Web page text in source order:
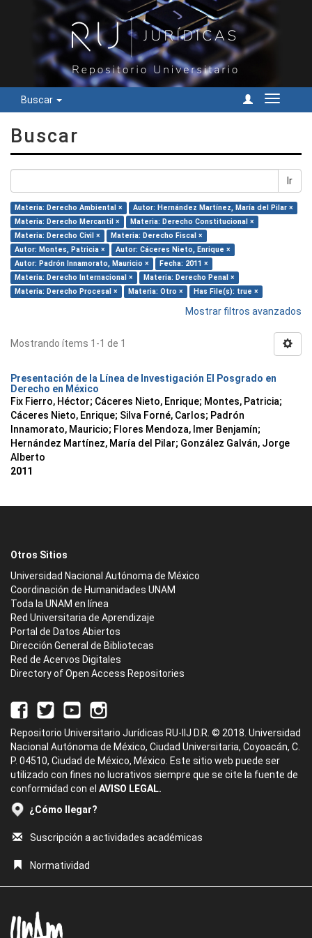
Buscar
Cambiar
Buscar
Ir
Materia: Derecho Ambiental ×
Autor: Hernández Martínez, María del Pilar ×
Materia: Derecho Mercantil ×
Materia: Derecho Constitucional ×
Materia: Derecho Civil ×
Materia: Derecho Fiscal ×
Autor: Montes, Patricia ×
Autor: Cáceres Nieto, Enrique ×
Autor: Padrón Innamorato, Mauricio ×
Fecha: 2011 ×
Materia: Derecho Internacional ×
Materia: Derecho Penal ×
Materia: Derecho Procesal ×
Materia: Otro × Has File(s): true ×
Mostrar filtros avanzados
Mostrando ítems 1-1 de 1
Presentación de la Línea de Investigación El Posgrado en
Derecho en México
Fix Fierro, Héctor; Cáceres Nieto, Enrique; Montes, Patricia;
Cáceres Nieto, Enrique; Silva Forné, Carlos; Padrón
Innamorato, Mauricio; Flores Mendoza, Imer Benjamín;
Hernández Martínez, María del Pilar; González Galván, Jorge
Alberto
2011
Otros Sitios
Universidad Nacional Autónoma de México
Coordinación de Humanidades UNAM
Toda la UNAM en línea
Red Universitaria de Aprendizaje
Portal de Datos Abiertos
Dirección General de Bibliotecas
Red de Acervos Digitales
Directory of Open Access Repositories
Repositorio Universitario Jurídicas RU-IIJ D.R. © 2018. Universidad
Nacional Autónoma de México, Ciudad Universitaria, Coyoacán, C.
P. 04510, Ciudad de México, México. Este sitio web puede ser
utilizado con fines no lucrativos siempre que se cite la fuente de
conformidad con el AVISO LEGAL.
¿Cómo llegar?
Suscripción a actividades académicas
Normatividad